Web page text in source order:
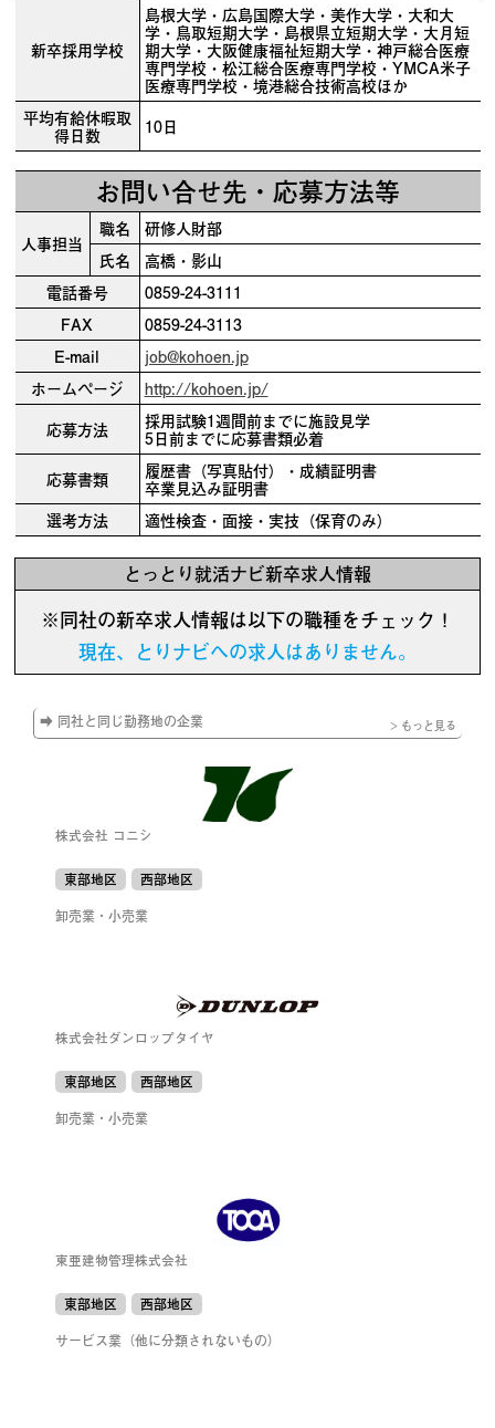
新卒採用学校
島根大学・広島国際大学・美作大学・大和大
学・鳥取短期大学・島根県立短期大学・大月短
期大学・大阪健康福祉短期大学・神戸総合医療
専門学校・松江総合医療専門学校・YMCA米子
医療専門学校・境港総合技術高校ほか
平均有給休暇取
得日数 10日
お問い合せ先・応募方法等
人事担当
職名
研修人財部
氏名
高橋・影山
電話番号
0859-24-3111
FAX
0859-24-3113
E-mail
job@kohoen.jp
ホームページ
http://kohoen.jp/
応募方法
採用試験1週間前までに施設見学
5日前までに応募書類必着
応募書類
履歴書（写真貼付）・成績証明書
卒業見込み証明書
選考方法
適性検査・面接・実技（保育のみ）
とっとり就活ナビ新卒求人情報
※同社の新卒求人情報は以下の職種をチェック！
現在、とりナビへの求人はありません。
➡ 同社と同じ勤務地の企業 > もっと見る
株式会社 コニシ
東部地区
西部地区
卸売業・小売業
株式会社ダンロップタイヤ
東部地区
西部地区
卸売業・小売業
東亜建物管理株式会社
東部地区
西部地区
サービス業（他に分類されないもの）